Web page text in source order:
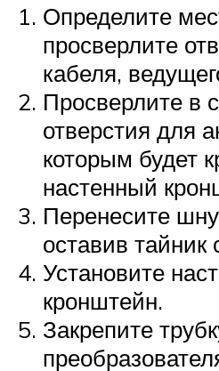
Определите
просверлите
кабеля,
Просверлите в
отверстия для
которым будет
настенный
Перенесите
оставив тайник
Установите
кронштейн.
Закрепите